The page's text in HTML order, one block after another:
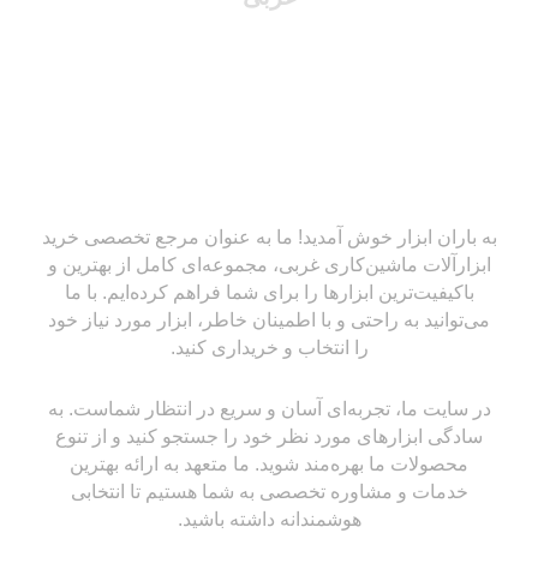
به باران ابزار خوش آمدید! ما به عنوان مرجع تخصصی خرید
ابزارآلات ماشین‌کاری غربی، مجموعه‌ای کامل از بهترین و
باکیفیت‌ترین ابزارها را برای شما فراهم کرده‌ایم. با ما
می‌توانید به راحتی و با اطمینان خاطر، ابزار مورد نیاز خود
را انتخاب و خریداری کنید.
در سایت ما، تجربه‌ای آسان و سریع در انتظار شماست. به
سادگی ابزارهای مورد نظر خود را جستجو کنید و از تنوع
محصولات ما بهره‌مند شوید. ما متعهد به ارائه بهترین
خدمات و مشاوره تخصصی به شما هستیم تا انتخابی
هوشمندانه داشته باشید.